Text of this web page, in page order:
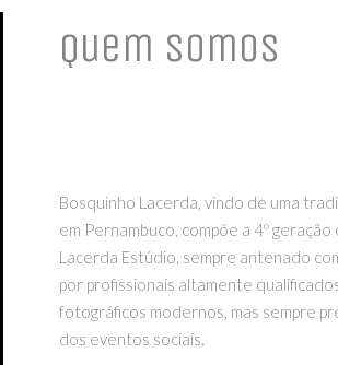
Quem Somos
Bosquinho Lacerda, vindo de uma
em Pernambuco, compõe a 4º
Lacerda Estúdio, sempre antenado
por profissionais altamente
fotográficos modernos, mas sempre
dos eventos sociais.